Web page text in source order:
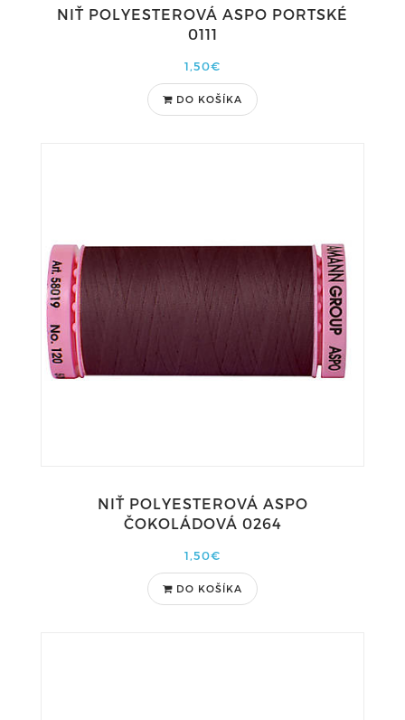
NIŤ POLYESTEROVÁ ASPO PORTSKÉ
0111
1,50€
DO KOŠÍKA
NIŤ POLYESTEROVÁ ASPO
ČOKOLÁDOVÁ 0264
1,50€
DO KOŠÍKA